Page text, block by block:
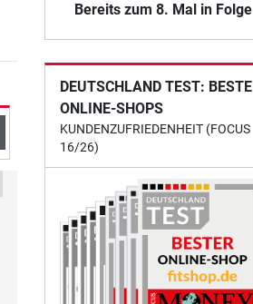
Bereits zum 8. Mal in Folge
DEUTSCHLAND TEST: BESTE
ONLINE-SHOPS
KUNDENZUFRIEDENHEIT (FOCUS
16/26)